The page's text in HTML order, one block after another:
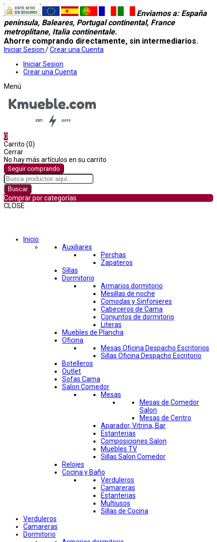
Enviamos a: España
peninsula, Baleares, Portugal continental, France
metroplitane, Italia continentale.
Ahorre comprando directamente, sin intermediarios.
Iniciar Sesion /Crear una Cuenta
Iniciar Sesion
Crear una Cuenta
Menú
0
Carrito (0)
Cerrar
No hay más artículos en su carrito
Seguir comprando
Buscar
Comprar por categorías
CLOSE
Inicio
Auxiliares
Perchas
Zapateros
Sillas
Dormitorio
Armarios dormitorio
Mesillas de noche
Comodas y Sinfonieres
Cabeceros de Cama
Conjuntos de dormitorio
Literas
Muebles de Plancha
Oficina
Mesas Oficina Despacho Escritorios
Sillas Oficina Despacho Escritorio
Botelleros
Outlet
Sofas Cama
Salon Comedor
Mesas
Mesas de Comedor
Salon
Mesas de Centro
Aparador, Vitrina, Bar
Estanterias
Composiciones Salon
Muebles TV
Sillas Salon Comedor
Relojes
Cocina y Baño
Verduleros
Camareras
Estanterias
Multiusos
Sillas de Cocina
Verduleros
Camareras
Dormitorio